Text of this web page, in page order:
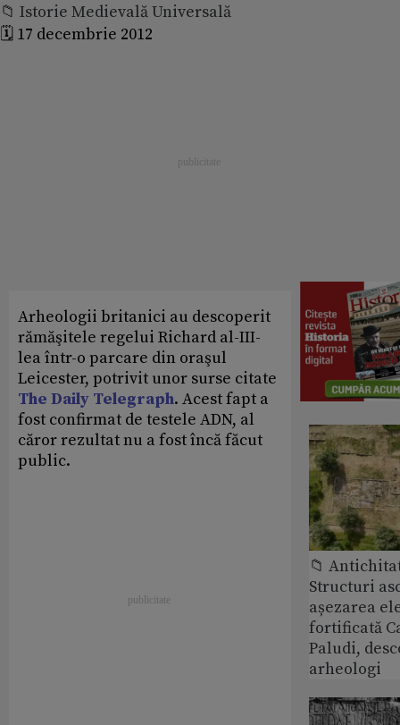
📁 Istorie Medievală Universală
🗓️ 17 decembrie 2012
Arheologii britanici au descoperit
rămăşitele regelui Richard al-III-
lea într-o parcare din oraşul
Leicester, potrivit unor surse citate
The Daily Telegraph. Acest fapt a
fost confirmat de testele ADN, al
căror rezultat nu a fost încă făcut
public.
📁
Structuri
așezarea
fortificată
Paludi,
arheologi